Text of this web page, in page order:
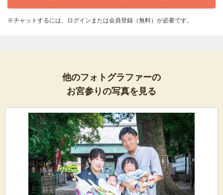
※チャットするには、ログインまたは会員登録（無料）が必要です。
他のフォトグラファーの
お宮参りの写真を見る